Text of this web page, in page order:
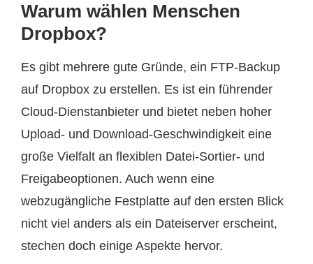
Warum wählen Menschen
Dropbox?
Es gibt mehrere gute Gründe, ein FTP-Backup
auf Dropbox zu erstellen. Es ist ein führender
Cloud-Dienstanbieter und bietet neben hoher
Upload- und Download-Geschwindigkeit eine
große Vielfalt an flexiblen Datei-Sortier- und
Freigabeoptionen. Auch wenn eine
webzugängliche Festplatte auf den ersten Blick
nicht viel anders als ein Dateiserver erscheint,
stechen doch einige Aspekte hervor.